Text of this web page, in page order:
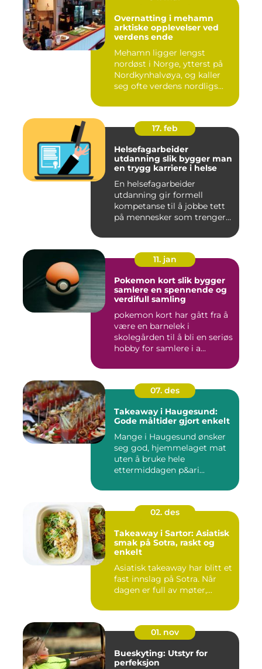
Overnatting i mehamn
arktiske opplevelser ved
verdens ende
Mehamn ligger lengst
nordøst i Norge, ytterst på
Nordkynhalvøya, og kaller
seg ofte verdens nordligs...
17. feb
Helsefagarbeider
utdanning slik bygger man
en trygg karriere i helse
En helsefagarbeider
utdanning gir formell
kompetanse til å jobbe tett
på mennesker som trenger
11. jan
Pokemon kort slik bygger
samlere en spennende og
verdifull samling
pokemon kort har gått fra å
være en barnelek i
skolegården til å bli en seriøs
hobby for samlere i a...
07. des
Takeaway i Haugesund:
Gode måltider gjort enkelt
Mange i Haugesund ønsker
seg god, hjemmelaget mat
uten å bruke hele
ettermiddagen p&ari...
02. des
Takeaway i Sartor: Asiatisk
smak på Sotra, raskt og
enkelt
Asiatisk takeaway har blitt et
fast innslag på Sotra. Når
dagen er full av møter,...
01. nov
Bueskyting: Utstyr for
perfeksjon